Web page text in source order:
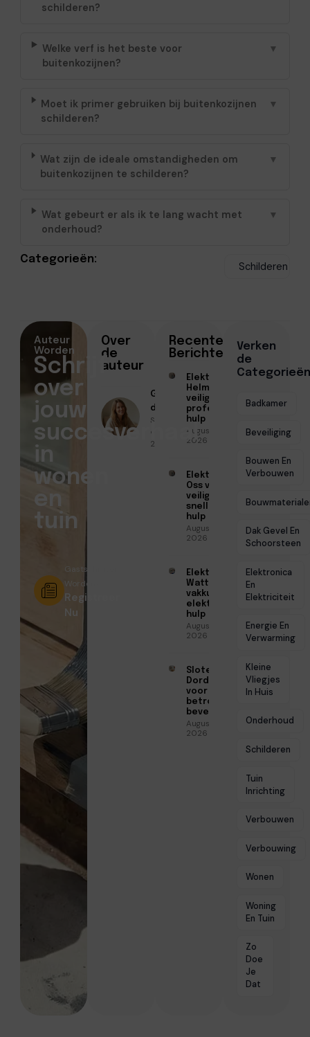
schilderen?
Welke verf is het beste voor
buitenkozijnen?
▼
Moet ik primer gebruiken bij buitenkozijnen
schilderen?
▼
Wat zijn de ideale omstandigheden om
buitenkozijnen te schilderen?
▼
Wat gebeurt er als ik te lang wacht met
onderhoud?
▼
Categorieën:
Schilderen
Over
de
auteur
Geschreven
door
Sofia Mendes
● Februari 11,
2026
Recente
Berichten
Elektricien
Helmond voor
veilige en
professionele
hulp
Augustus 6,
2026
Elektricien
Oss voor
veilige en
snelle
hulp
Augustus 6,
2026
Elektricien
Watt voor
vakkundige
elektrische
hulp
Augustus 5,
2026
Slotenmaker
Dordrecht
voor
betrouwbare
beveiliging
Augustus 3,
2026
Verken
de
Categorieën
Badkamer
Beveiliging
Bouwen En
Verbouwen
Dak Gevel En
Schoorsteen
Elektronica
En
Elektriciteit
Energie En
Verwarming
Kleine
Vliegjes
In Huis
Onderhoud
Schilderen
Tuin
Inrichting
Verbouwen
Verbouwing
Wonen
Woning
En Tuin
Zo
Doe
Je
Dat
Auteur
Worden
Schrijf
over
jouw
succesverhaal
in
wonen
en
tuin
Gastschrijver
Worden?
Registreer
Nu